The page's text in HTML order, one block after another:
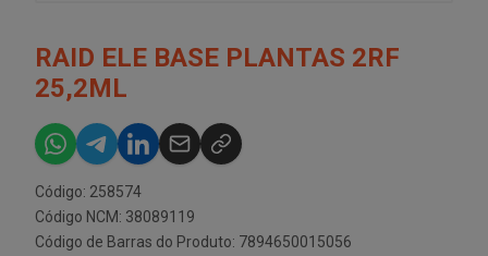
RAID ELE BASE PLANTAS 2RF
25,2ML
Código: 258574
Código NCM: 38089119
Código de Barras do Produto: 7894650015056